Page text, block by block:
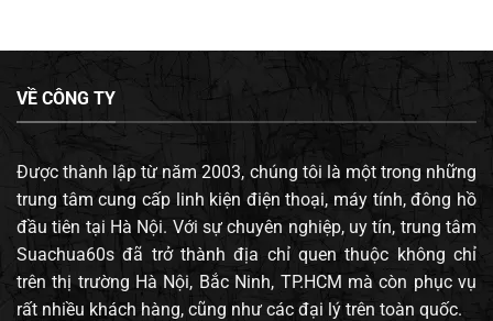
VỀ CÔNG TY
Được thành lập từ năm 2003, chúng tôi là một trong những
trung tâm cung cấp linh kiện điện thoại, máy tính, đông hồ
đầu tiên tại Hà Nội. Với sự chuyên nghiệp, uy tín, trung tâm
Suachua60s đã trở thành địa chỉ quen thuộc không chỉ
trên thị trường Hà Nội, Bắc Ninh, TP.HCM mà còn phục vụ
rất nhiều khách hàng, cũng như các đại lý trên toàn quốc.